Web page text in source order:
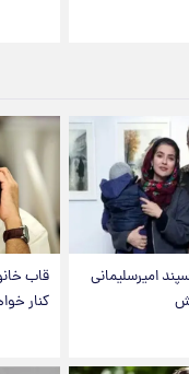
امیرسلیمانی
قاب
کنار